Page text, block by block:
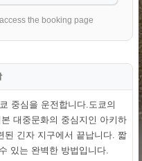
the booking page
중심을 운전합니다.도쿄의
대중문화의 중심지인 아키하
된 긴자 지구에서 끝납니다. 짧
있는 완벽한 방법입니다.